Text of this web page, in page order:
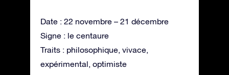
Date : 22 novembre – 21 décembre
Signe : le centaure
Traits : philosophique, vivace,
expérimental, optimiste